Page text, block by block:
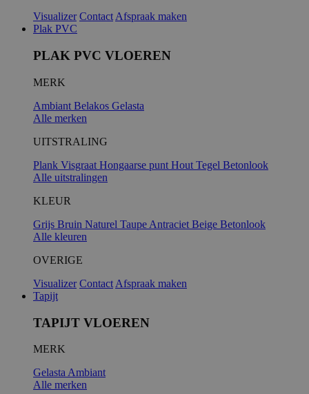
Visualizer ContactAfspraak maken
Plak PVC
PLAK PVC VLOEREN
MERK
Ambiant Belakos Gelasta
Alle merken
UITSTRALING
Plank Visgraat Hongaarse punt Hout Tegel Betonlook
Alle uitstralingen
KLEUR
Grijs Bruin Naturel Taupe Antraciet Beige Betonlook
Alle kleuren
OVERIGE
Visualizer Contact Afspraak maken
Tapijt
TAPIJT VLOEREN
MERK
Gelasta Ambiant
Alle merken